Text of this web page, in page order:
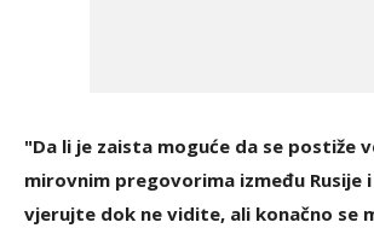
"Da li je zaista moguće da se postiže
mirovnim pregovorima između Rusije i
vjerujte dok ne vidite, ali konačno se